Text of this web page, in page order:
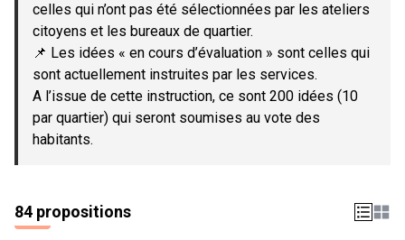
celles qui n’ont pas été sélectionnées par les ateliers
citoyens et les bureaux de quartier.
📌 Les idées « en cours d’évaluation » sont celles qui
sont actuellement instruites par les services.
A l’issue de cette instruction, ce sont 200 idées (10
par quartier) qui seront soumises au vote des
habitants.
84 propositions